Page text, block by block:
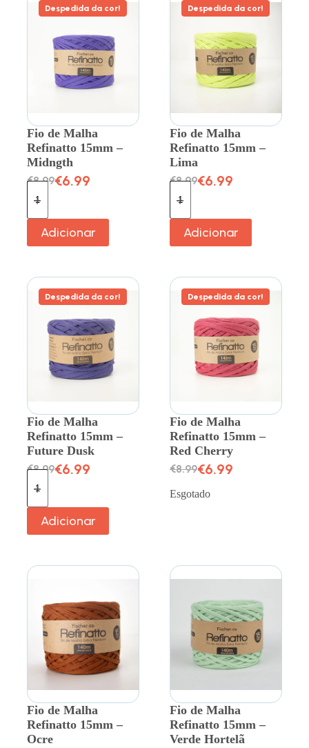
Despedida da cor!
Fio de Malha
Refinatto 15mm –
Midngth
€8.99€6.99
Adicionar
Despedida da cor!
Fio de Malha
Refinatto 15mm –
Lima
€8.99€6.99
Adicionar
Despedida da cor!
Fio de Malha
Refinatto 15mm –
Future Dusk
€8.99€6.99
Adicionar
Despedida da cor!
Fio de Malha
Refinatto 15mm –
Red Cherry
€8.99€6.99
Esgotado
Fio de Malha
Refinatto 15mm –
Ocre
Fio de Malha
Refinatto 15mm –
Verde Hortelã